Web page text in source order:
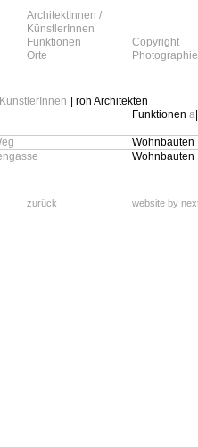
ArchitektInnen /
KünstlerInnen
Funktionen
Orte
Copyright
Photographie
| roh Architekten
Funktionen a
Wohnbauten
Wohnbauten
zurück website by